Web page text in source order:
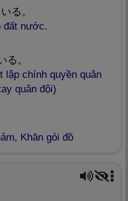
る。
đất nước.
る。
chính quyền quân
quân đội)
Khăn gói đồ